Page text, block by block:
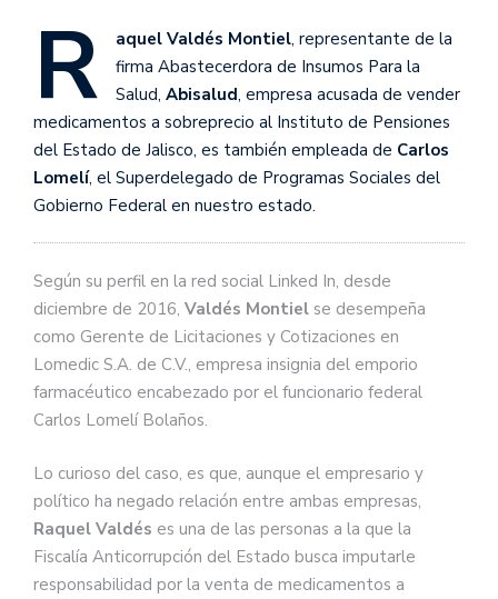
R aquel Valdés Montiel, representante de la
firma Abastecerdora de Insumos Para la
Salud, Abisalud, empresa acusada de vender
medicamentos a sobreprecio al Instituto de Pensiones
del Estado de Jalisco, es también empleada de Carlos
Lomelí, el Superdelegado de Programas Sociales del
Gobierno Federal en nuestro estado.
Según su perfil en la red social Linked In, desde
diciembre de 2016, Valdés Montiel se desempeña
como Gerente de Licitaciones y Cotizaciones en
Lomedic S.A. de C.V., empresa insignia del emporio
farmacéutico encabezado por el funcionario federal
Carlos Lomelí Bolaños.
Lo curioso del caso, es que, aunque el empresario y
político ha negado relación entre ambas empresas,
Raquel Valdés es una de las personas a la que la
Fiscalía Anticorrupción del Estado busca imputarle
responsabilidad por la venta de medicamentos a